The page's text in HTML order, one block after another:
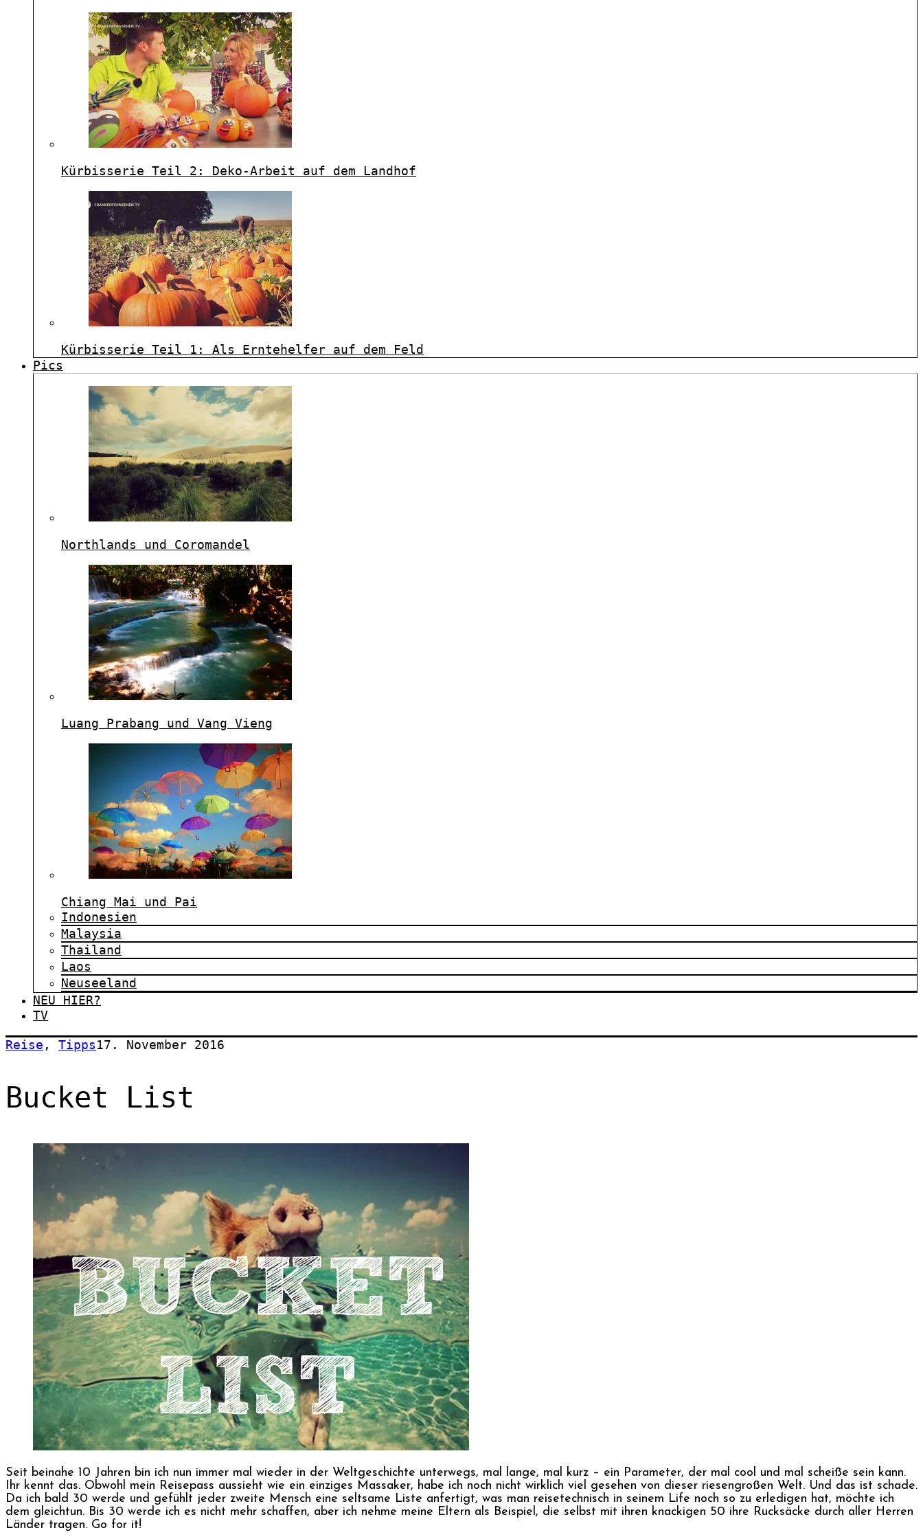
Kürbisserie Teil 2: Deko-Arbeit auf dem Landhof
Kürbisserie Teil 1: Als Erntehelfer auf dem Feld
Pics
Northlands und Coromandel
Luang Prabang und Vang Vieng
Chiang Mai und Pai
Indonesien
Malaysia
Thailand
Laos
Neuseeland
NEU HIER?
TV
Reise , Tipps17. November 2016
Bucket List
Seit beinahe 10 Jahren bin ich nun immer mal wieder in der Weltgeschichte unterwegs, mal lange, mal kurz – ein Parameter, der mal cool und mal scheiße sein kann.
Ihr kennt das. Obwohl mein Reisepass aussieht wie ein einziges Massaker, habe ich noch nicht wirklich viel gesehen von dieser riesengroßen Welt. Und das ist schade.
Da ich bald 30 werde und gefühlt jeder zweite Mensch eine seltsame Liste anfertigt, was man reisetechnisch in seinem Life noch so zu erledigen hat, möchte ich
dem gleichtun. Bis 30 werde ich es nicht mehr schaffen, aber ich nehme meine Eltern als Beispiel, die selbst mit ihren knackigen 50 ihre Rucksäcke durch aller Herren
Länder tragen. Go for it!